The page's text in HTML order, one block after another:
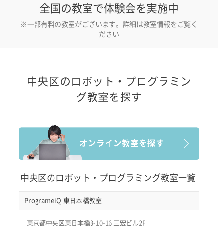
全国の教室で体験会を実施中
※一部有料の教室がございます。詳細は教室情報をご覧く
ださい
中央区のロボット・プログラミン
グ教室を探す
中央区のロボット・プログラミング教室一覧
ProgrameiQ 東日本橋教室
東京都中央区東日本橋3-10-16 三宏ビル2F